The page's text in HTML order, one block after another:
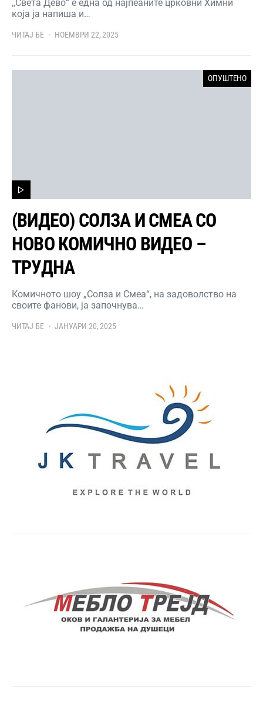
,,Света Дево“ е една од најпеаните црковни Химни
која ја напиша и…
ЧИТАЈ БЕ НОЕМВРИ 22, 2025
ОПУШТЕНО
(ВИДЕО) СОЛЗА И СМЕА СО
НОВО КОМИЧНО ВИДЕО –
ТРУДНА
Комичното шоу „Солза и Смеа“, на задоволство на
своите фанови, ја започнува…
ЧИТАЈ БЕ ЈАНУАРИ 20, 2025